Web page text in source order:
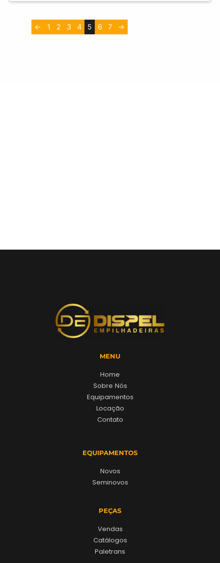
← 1 2 3 4 5 6 7 →
MENU
Home
Sobre Nós
Equipamentos
Locação
Contato
EQUIPAMENTOS
Novos
Seminovos
PEÇAS
Vendas
Catálogos
Paletrans